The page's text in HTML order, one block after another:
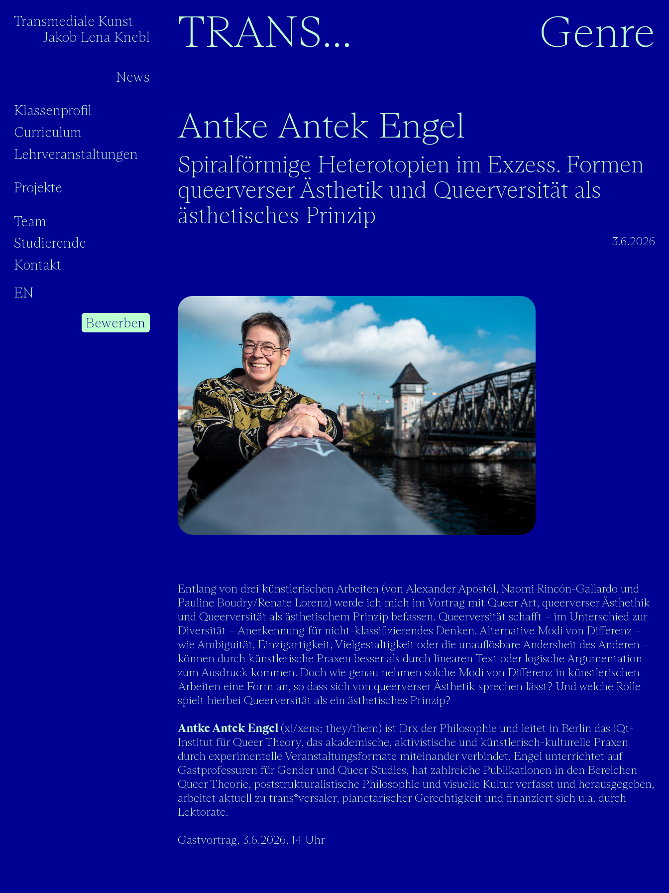
Transmediale Kunst
Jakob Lena Knebl
News
Klassenprofil
Curriculum
Lehrveranstaltungen
Projekte
Team
Studierende
Kontakt
Bewerben
English
Antke Antek Engel
Spiralförmige Heterotopien im Exzess. Formen
queerverser Ästhetik und Queerversität als
ästhetisches Prinzip
3.6.2026
Entlang von drei künstlerischen Arbeiten (von Alexander Apostól, Naomi Rincón-Gallardo und
Pauline Boudry/Renate Lorenz) werde ich mich im Vortrag mit Queer Art, queerverser Ästhethik
und Queerversität als ästhetischem Prinzip befassen. Queerversität schafft – im Unterschied zur
Diversität – Anerkennung für nicht-klassifizierendes Denken. Alternative Modi von Differenz –
wie Ambiguität, Einzigartigkeit, Vielgestaltigkeit oder die unauflösbare Andersheit des Anderen –
können durch künstlerische Praxen besser als durch linearen Text oder logische Argumentation
zum Ausdruck kommen. Doch wie genau nehmen solche Modi von Differenz in künstlerischen
Arbeiten eine Form an, so dass sich von queerverser Ästhetik sprechen lässt? Und welche Rolle
spielt hierbei Queerversität als ein ästhetisches Prinzip?
Antke Antek Engel(xi/xens; they/them) ist Drx der Philosophie und leitet in Berlin das iQt-
Institut für Queer Theory, das akademische, aktivistische und künstlerisch-kulturelle Praxen
durch experimentelle Veranstaltungsformate miteinander verbindet. Engel unterrichtet auf
Gastprofessuren für Gender und Queer Studies, hat zahlreiche Publikationen in den Bereichen
Queer Theorie, poststrukturalistische Philosophie und visuelle Kultur verfasst und herausgegeben,
arbeitet aktuell zu trans*versaler, planetarischer Gerechtigkeit und finanziert sich u.a. durch
Lektorate.
Gastvortrag, 3.6.2026, 14 Uhr
TRANS... Genre
Startseite